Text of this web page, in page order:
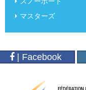
マスターズ
| Facebook